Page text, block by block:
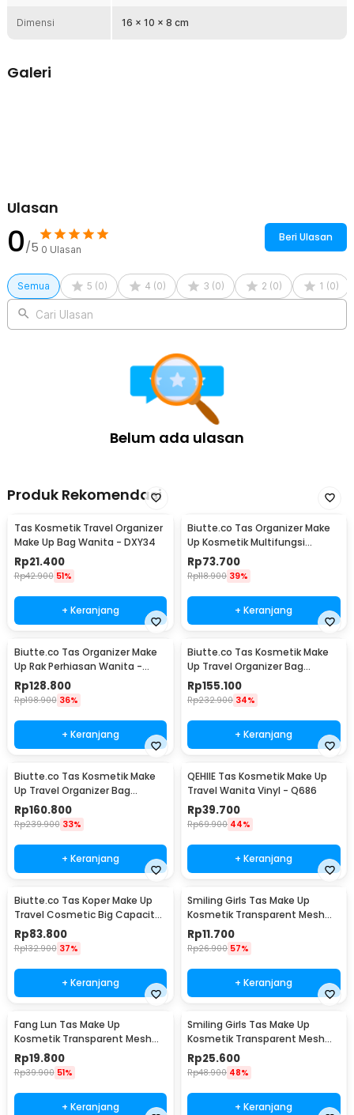
pouch travel dari Sewish & Rich ini dilengkapi dengan strap agar
Selain mudah dibawa, pouch travel ini juga akan menjaga keamanan
Kelengkapan Produk
Rincian yang Anda dapatkan untuk pembelian produk ini:
1 x Sewish & Rich Pouch Travel Organizer Make Up Gadget
Waterproof - SR13
Dimensi 16 x 10 x 8 cm
Galeri
Ulasan
0/5 0 Ulasan
Beri Ulasan
Semua 5 (0) 4 (0) 3 (0) 2 (0) 1 (0)
Cari Ulasan
Belum ada ulasan
Produk Rekomendasi
Tas Kosmetik Travel Organizer
Make Up Bag Wanita - DXY34
Rp21.400
Rp42.900 51%
+ Keranjang
Biutte.co Tas Organizer Make
Up Kosmetik Multifungsi
25.5x23x9.5cm - F118
Rp73.700
Rp118.900 39%
+ Keranjang
Biutte.co Tas Organizer Make
Up Rak Perhiasan Wanita -
F250
Rp128.800
Rp198.900 36%
+ Keranjang
Biutte.co Tas Kosmetik Make
Up Travel Organizer Bag
Wanita 36x26x13cm - F150
Rp155.100
Rp232.900 34%
+ Keranjang
Biutte.co Tas Kosmetik Make
Up Travel Organizer Bag
Wanita 40x29x14cm - F150
Rp160.800
Rp239.900 33%
+ Keranjang
QEHIIE Tas Kosmetik Make Up
Travel Wanita Vinyl - Q686
Rp39.700
Rp69.900 44%
+ Keranjang
Biutte.co Tas Koper Make Up
Travel Cosmetic Big Capacity
Waterproof - F119
Rp83.800
Rp132.900 37%
+ Keranjang
Smiling Girls Tas Make Up
Kosmetik Transparent Mesh
Flat Mouth Bag - SMG1
Rp11.700
Rp26.900 57%
+ Keranjang
Fang Lun Tas Make Up
Kosmetik Transparent Mesh
Octagon Bag - SMG2
Rp19.800
Rp39.900 51%
+ Keranjang
Smiling Girls Tas Make Up
Kosmetik Transparent Mesh
Storage Bag - SMG3
Rp25.600
Rp48.900 48%
+ Keranjang